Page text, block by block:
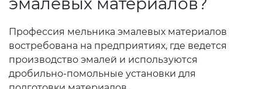
Профессия мельника эмалевых материалов
востребована на предприятиях, где ведется
производство эмалей и используются
дробильно-помольные установки для